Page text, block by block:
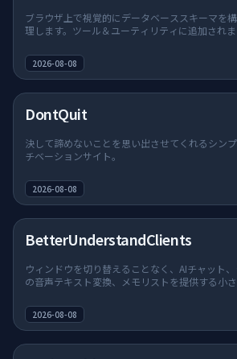
ブラウザ上で視覚的にデータベーススキーマを
理します。ツール＆ユーティリティに追加されま
2026-08-08
DontQuit
決して諦めないことを思い出させてくれるシン
チベーションサイト。
2026-08-08
BetterUnderstandClients
ウィンドウを切り替えることなく、AIチャット
の音声テキスト変換、メモリストを提供する小
2026-08-08